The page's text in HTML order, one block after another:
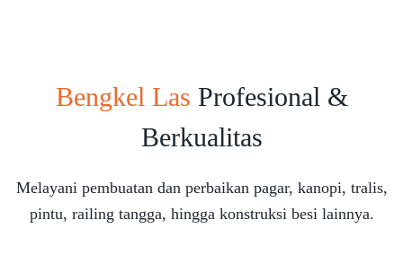
Bengkel Las Profesional &
Berkualitas
Melayani pembuatan dan perbaikan pagar, kanopi, tralis,
pintu, railing tangga, hingga konstruksi besi lainnya.